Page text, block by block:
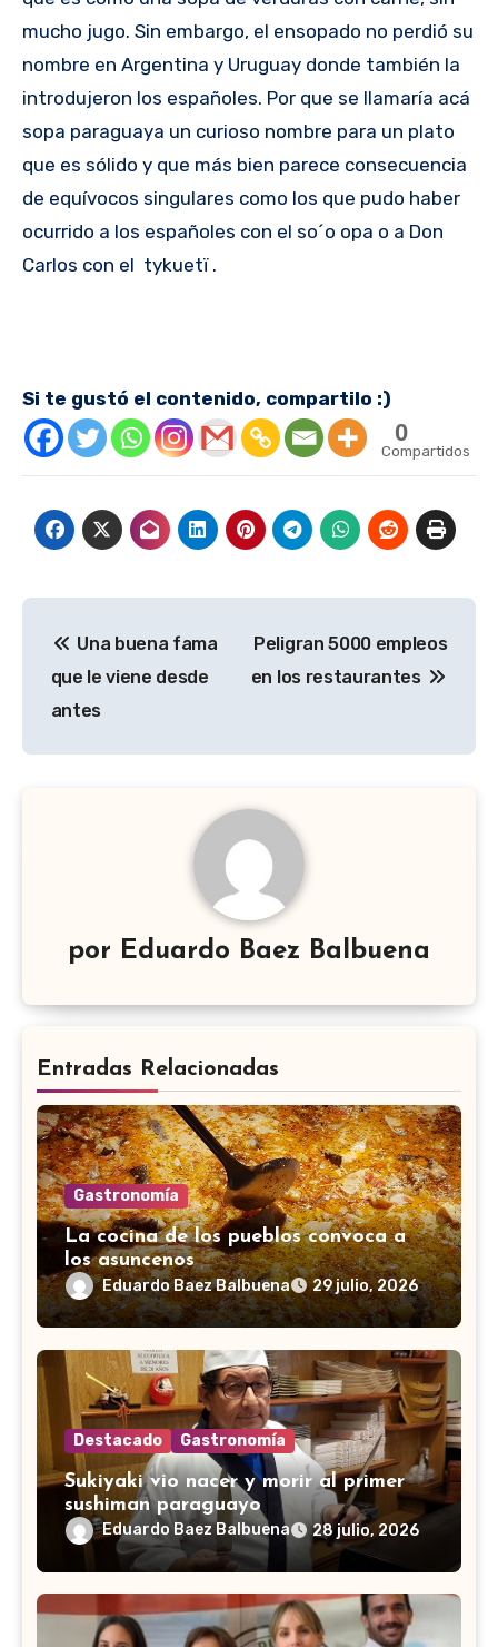
mucho jugo. Sin embargo, el ensopado no perdió su
nombre en Argentina y Uruguay donde también la
introdujeron los españoles. Por que se llamaría acá
sopa paraguaya un curioso nombre para un plato
que es sólido y que más bien parece consecuencia
de equívocos singulares como los que pudo haber
ocurrido a los españoles con el so´o opa o a Don
Carlos con el tykuetï .
Si te gustó el contenido, compartilo :)
0
Compartidos
de
entradas
Una buena fama
que le viene desde
antes
Peligran 5000 empleos
en los restaurantes
por Eduardo Baez Balbuena
Entradas Relacionadas
Gastronomía
La cocina de los pueblos convoca a
los asuncenos
Eduardo Baez Balbuena 29 julio, 2026
Destacado Gastronomía
Sukiyaki vio nacer y morir al primer
sushiman paraguayo
Eduardo Baez Balbuena 28 julio, 2026